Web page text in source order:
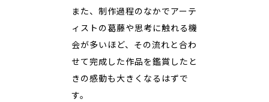
また、制作過程のなかでアーテ
ィストの葛藤や思考に触れる機
会が多いほど、その流れと合わ
せて完成した作品を鑑賞したと
きの感動も大きくなるはずで
す。